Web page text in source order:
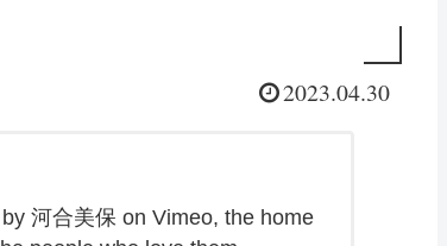
2023.04.30
河合美保 on Vimeo, the home